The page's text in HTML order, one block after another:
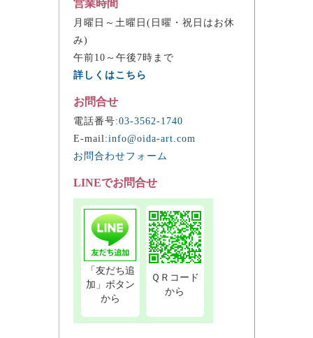
営業時間
月曜日～土曜日(日曜・祝日はお休
み)
午前10～午後7時まで
詳しくはこちら
お問合せ
電話番号:03-3562-1740
E-mail:info@oida-art.com
お問合わせフォーム
LINEでお問合せ
「友だち追
加」ボタン
から
ＱＲコード
から